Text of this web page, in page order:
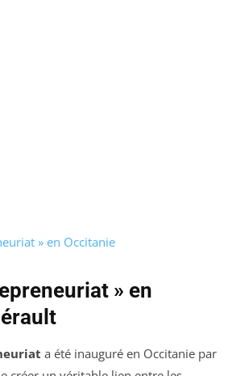
» en Occitanie
» en
a été inauguré en Occitanie par